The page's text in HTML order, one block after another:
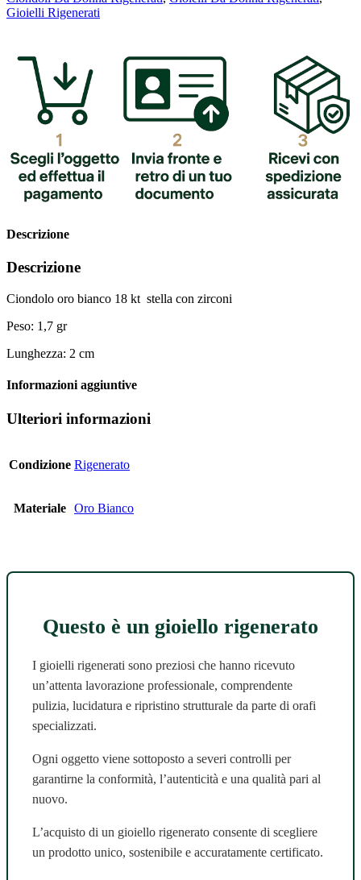
Gioielli Rigenerati
Descrizione
Descrizione
Ciondolo oro bianco 18 kt stella con zirconi
Peso: 1,7 gr
Lunghezza: 2 cm
Informazioni aggiuntive
Ulteriori informazioni
Condizione Rigenerato
Materiale Oro Bianco
Questo è un gioiello rigenerato
I gioielli rigenerati sono preziosi che hanno ricevuto
un’attenta lavorazione professionale, comprendente
pulizia, lucidatura e ripristino strutturale da parte di orafi
specializzati.
Ogni oggetto viene sottoposto a severi controlli per
garantirne la conformità, l’autenticità e una qualità pari al
nuovo.
L’acquisto di un gioiello rigenerato consente di scegliere
un prodotto unico, sostenibile e accuratamente certificato.